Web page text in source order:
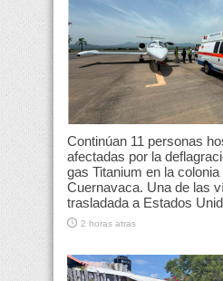
Continúan 11 personas
afectadas por la
gas Titanium en la
Cuernavaca. Una de las
trasladada a Estados
2 horas atras